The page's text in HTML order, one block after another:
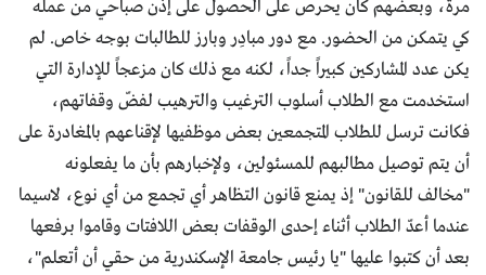
مرة، وبعضهم كان يحرص على الحصول على إذن صباحي من عمله
كي يتمكن من الحضور. مع دور مبادِر وبارز للطالبات بوجه خاص. لم
يكن عدد المشاركين كبيراً جداً، لكنه مع ذلك كان مزعجاً للإدارة التي
استخدمت مع الطلاب أسلوب الترغيب والترهيب لفضّ وقفاتهم،
فكانت ترسل للطلاب المتجمعين بعض موظفيها لإقناعهم بالمغادرة على
أن يتم توصيل مطالبهم للمسئولين، ولإخبارهم بأن ما يفعلونه
"مخالف للقانون" إذ يمنع قانون التظاهر أي تجمع من أي نوع، لاسيما
عندما أعدّ الطلاب أثناء إحدى الوقفات بعض اللافتات وقاموا برفعها
بعد أن كتبوا عليها "يا رئيس جامعة الإسكندرية من حقي أن أتعلم"،